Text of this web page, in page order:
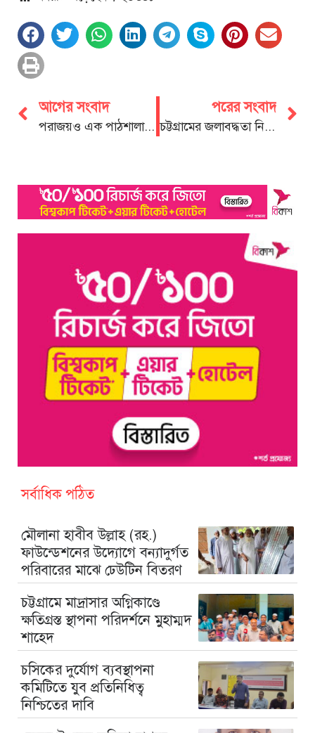
আগের সংবাদ
পরাজয়ও এক পাঠশালা, শেখায় নতুন পাঠ
পরের সংবাদ
চট্টগ্রামের জলাবদ্ধতা নিরসনে সমন্বয় কমিটি করবে সরকার: প্রতিমন্ত্রী শাহে আলম
সর্বাধিক পঠিত
মৌলানা হাবীব উল্লাহ (রহ.)
ফাউন্ডেশনের উদ্যোগে বন্যাদুর্গত
পরিবারের মাঝে ঢেউটিন বিতরণ
চট্টগ্রামে মাদ্রাসার অগ্নিকাণ্ডে
ক্ষতিগ্রস্ত স্থাপনা পরিদর্শনে মুহাম্মদ
শাহেদ
চসিকের দুর্যোগ ব্যবস্থাপনা
কমিটিতে যুব প্রতিনিধিত্ব
নিশ্চিতের দাবি